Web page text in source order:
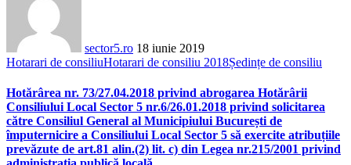
sector5.ro 18 iunie 2019
Hotarari de consiliuHotarari de consiliu 2018Ședințe de consiliu
Hotărârea nr. 73/27.04.2018 privind abrogarea Hotărârii
Consiliului Local Sector 5 nr.6/26.01.2018 privind solicitarea
către Consiliul General al Municipiului București de
împuternicire a Consiliului Local Sector 5 să exercite atribuțiile
prevăzute de art.81 alin.(2) lit. c) din Legea nr.215/2001 privind